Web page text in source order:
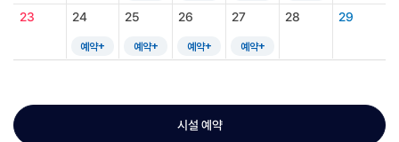
예약 예약 예약 예약
23 24 25 26 27 28 29
시설 예약